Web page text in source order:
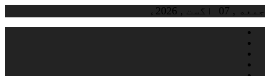
to
content
جمعه , 07 اگست , 2026ء